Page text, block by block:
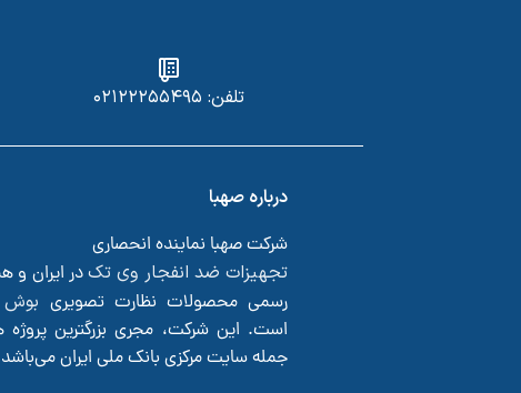
تلفن: ۰۲۱۲۲۲۵۵۴۹۵
درباره صهبا
شرکت صهبا نماینده انحصاری
تجهیزات ضد انفجار وی تکدر ایران و
رسمی محصولات نظارت تصویری بوش
است. این شرکت، مجری بزرگترین
جمله سایت مرکزی بانک ملی ایران